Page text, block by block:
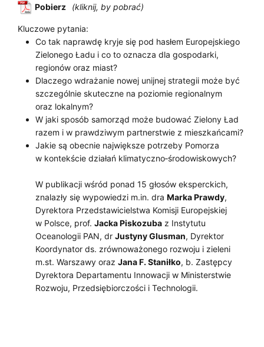
Pobierz
Kluczowe pytania:
Co tak naprawdę kryje się pod hasłem Europejskiego
Zielonego Ładu i co to oznacza dla gospodarki,
regionów oraz miast?
Dlaczego wdrażanie nowej unijnej strategii może być
szczególnie skuteczne na poziomie regionalnym
oraz lokalnym?
W jaki sposób samorząd może budować Zielony Ład
razem i w prawdziwym partnerstwie z mieszkańcami?
Jakie są obecnie największe potrzeby Pomorza
w kontekście działań klimatyczno­‑środowiskowych?
W publikacji wśród ponad 15 głosów eksperckich,
znalazły się wypowiedzi m.in. dra Marka Prawdy,
Dyrektora Przedstawicielstwa Komisji Europejskiej
w Polsce, prof. Jacka Piskozuba z Instytutu
Oceanologii PAN, dr Justyny Glusman, Dyrektor
Koordynator ds. zrównoważonego rozwoju i zieleni
m.st. Warszawy oraz Jana F. Staniłko, b. Zastępcy
Dyrektora Departamentu Innowacji w Ministerstwie
Rozwoju, Przedsiębiorczości i Technologii.